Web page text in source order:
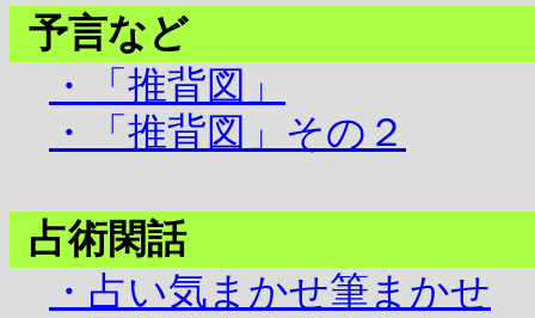
予言など
・「推背図」
・「推背図」その２
占術閑話
・占い気まかせ筆まかせ